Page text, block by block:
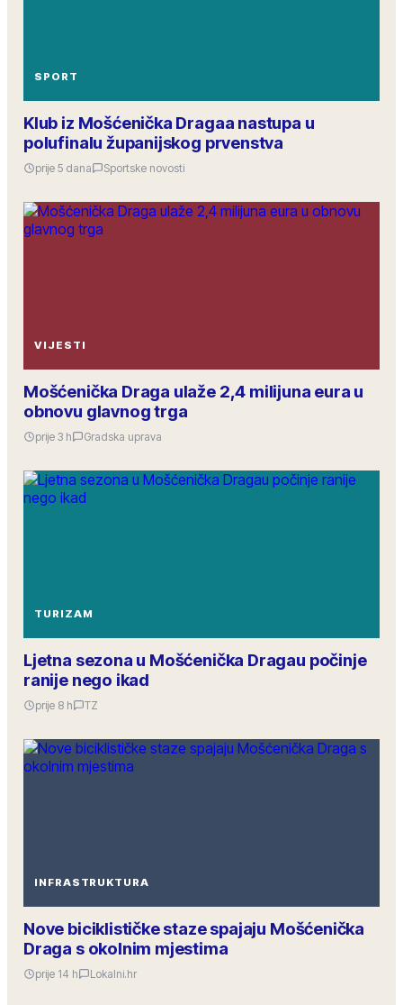
SPORT
Klub iz Mošćenička Dragaa nastupa u
polufinalu županijskog prvenstva
prije 5 dana Sportske novosti
VIJESTI
Mošćenička Draga ulaže 2,4 milijuna eura u
obnovu glavnog trga
prije 3 h Gradska uprava
TURIZAM
Ljetna sezona u Mošćenička Dragau počinje
ranije nego ikad
prije 8 h TZ
INFRASTRUKTURA
Nove biciklističke staze spajaju Mošćenička
Draga s okolnim mjestima
prije 14 h Lokalni.hr